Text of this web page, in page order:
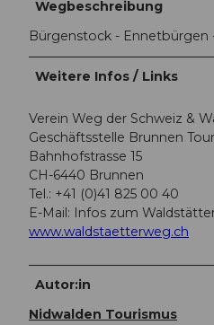
Wegbeschreibung
Bürgenstock - Ennetbürgen
Weitere Infos / Links
Verein Weg der Schweiz &
Geschäftsstelle Brunnen
Bahnhofstrasse 15
CH-6440 Brunnen
Tel.: +41 (0)41 825 00 40
E-Mail: Infos zum
www.waldstaetterweg.ch
Autor:in
Nidwalden Tourismus